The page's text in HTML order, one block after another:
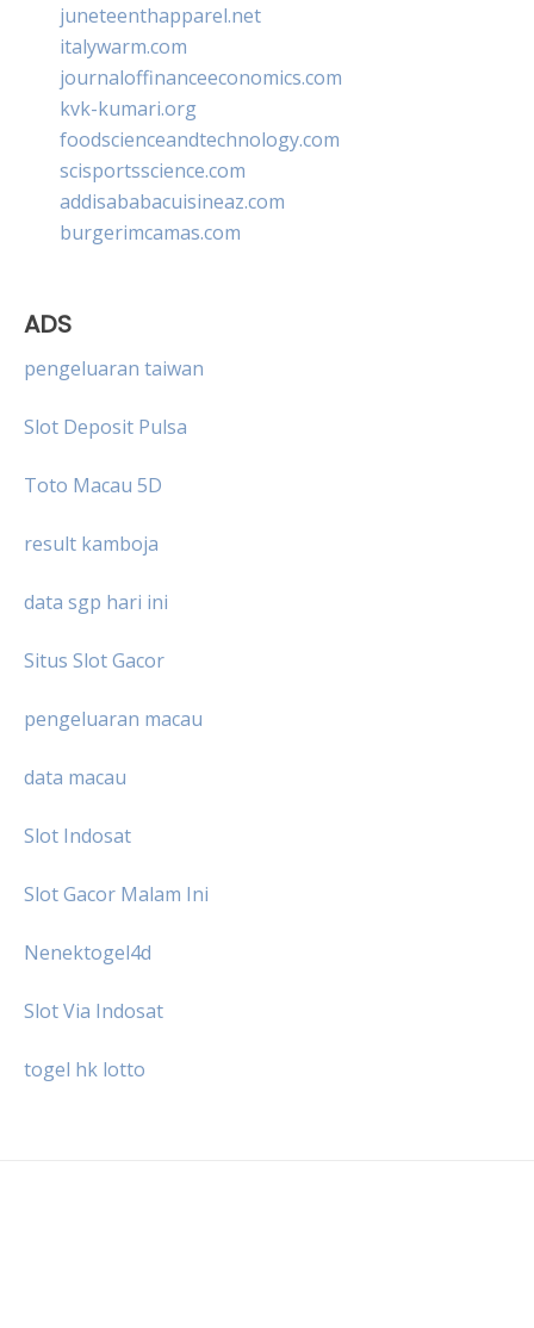
juneteenthapparel.net
italywarm.com
journaloffinanceeconomics.com
kvk-kumari.org
foodscienceandtechnology.com
scisportsscience.com
addisababacuisineaz.com
burgerimcamas.com
ADS
pengeluaran taiwan
Slot Deposit Pulsa
Toto Macau 5D
result kamboja
data sgp hari ini
Situs Slot Gacor
pengeluaran macau
data macau
Slot Indosat
Slot Gacor Malam Ini
Nenektogel4d
Slot Via Indosat
togel hk lotto